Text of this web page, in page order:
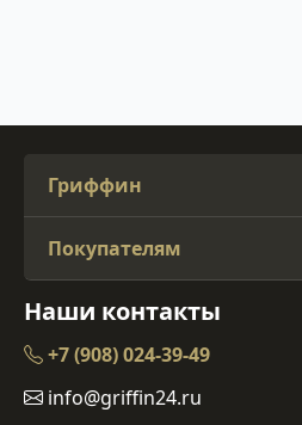
Гриффин
Покупателям
Наши контакты
+7 (908) 024-39-49
info@griffin24.ru